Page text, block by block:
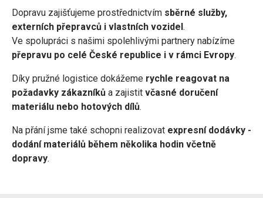
Dopravu zajišťujeme prostřednictvím sběrné služby,
externích přepravců i vlastních vozidel .
Ve spolupráci s našimi spolehlivými partnery nabízíme
přepravu po celé České republice i v rámci Evropy.
Díky pružné logistice dokážeme rychle reagovat na
požadavky zákazníků a zajistit včasné doručení
materiálu nebo hotových dílů.
Na přání jsme také schopni realizovat expresní dodávky -
dodání materiálů během několika hodin včetně
dopravy.